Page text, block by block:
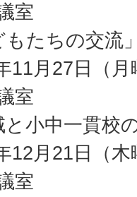
室
もたちの交流
11月27日（
室
小中一貫校
12月21日（
室